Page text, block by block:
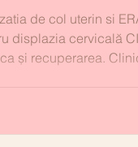
de col uterin si
displazia cervicală
și recuperarea.